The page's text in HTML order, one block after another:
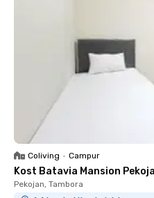
Coliving • Campur
Kost Batavia Mansion
Pekojan, Tambora